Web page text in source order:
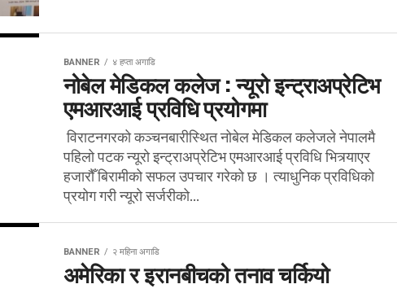
BANNER ४ हप्ता अगाडि
नोबेल मेडिकल कलेज : न्यूरो इन्ट्राअप्रेटिभ
एमआरआई प्रविधि प्रयोगमा
विराटनगरको कञ्चनबारीस्थित नोबेल मेडिकल कलेजले नेपालमै
पहिलो पटक न्यूरो इन्ट्राअप्रेटिभ एमआरआई प्रविधि भित्र्याएर
हजारौँ बिरामीको सफल उपचार गरेको छ । त्याधुनिक प्रविधिको
प्रयोग गरी न्यूरो सर्जरीको...
BANNER २ महिना अगाडि
अमेरिका र इरानबीचको तनाव चर्कियो